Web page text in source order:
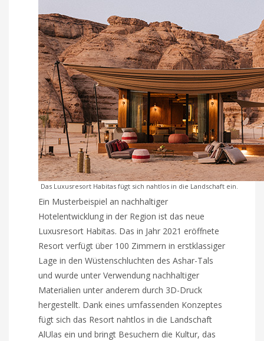
Das Luxusresort Habitas fügt sich nahtlos in die Landschaft ein.
Ein Musterbeispiel an nachhaltiger
Hotelentwicklung in der Region ist das neue
Luxusresort Habitas. Das in Jahr 2021 eröffnete
Resort verfügt über 100 Zimmern in erstklassiger
Lage in den Wüstenschluchten des Ashar-Tals
und wurde unter Verwendung nachhaltiger
Materialien unter anderem durch 3D-Druck
hergestellt. Dank eines umfassenden Konzeptes
fügt sich das Resort nahtlos in die Landschaft
AlUlas ein und bringt Besuchern die Kultur, das